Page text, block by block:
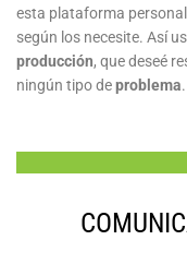
esta plataforma
según los necesite. Así
producción, que deseé
ningún tipo deproblema.